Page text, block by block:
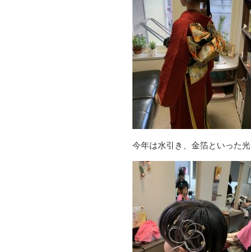
今年は水引き、金箔といった